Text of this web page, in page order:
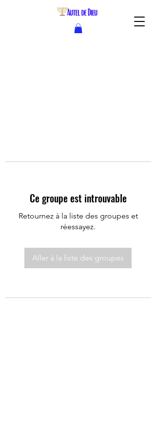
Ce groupe est introuvable
Retournez à la liste des groupes et
réessayez.
Aller à la liste des groupes